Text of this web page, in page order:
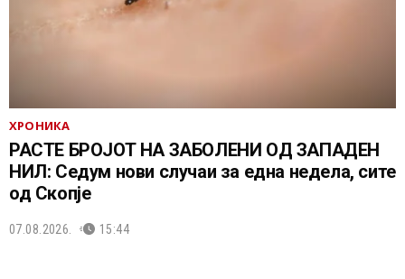
ХРОНИКА
РАСТЕ БРОЈОТ НА ЗАБОЛЕНИ ОД ЗАПАДЕН
НИЛ: Седум нови случаи за една недела, сите
од Скопје
07.08.2026. 15:44